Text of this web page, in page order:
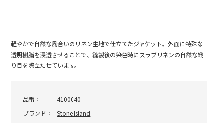
軽やかで自然な風合いのリネン生地で仕立てたジャケット。外面に特殊な
透明樹脂を浸透させることで、縫製後の染色時にスラブリネンの自然な織
り目を際立たせています。
品番：
4100040
ブランド：
Stone Island